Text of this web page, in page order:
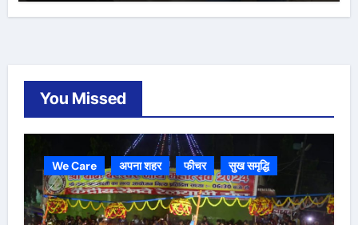
You Missed
We Care अपना शहर फीचर सुख समृद्धि